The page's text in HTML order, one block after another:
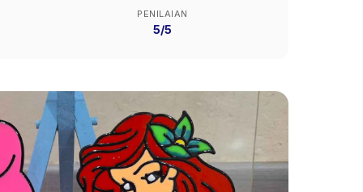
PENILAIAN
5/5